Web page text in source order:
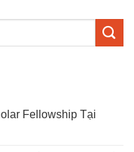
Fellowship Tại